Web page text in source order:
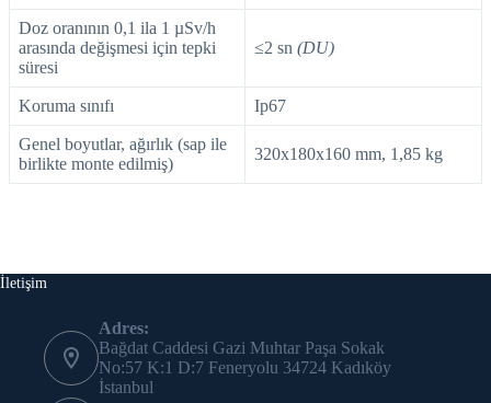
Doz oranının 0,1 ila 1 µSv/h
arasında değişmesi için tepki
süresi
≤2 sn (DU)
Koruma sınıfı Ip67
Genel boyutlar, ağırlık (sap ile
birlikte monte edilmiş)
320x180x160 mm, 1,85 kg
İletişim
Adres:
Bağdat Caddesi Gazi Muhtar Paşa Sokak
No:57 K:1 D:7 Feneryolu 34724 Kadıköy
İstanbul